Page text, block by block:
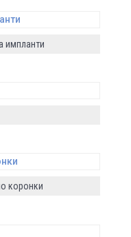
импланти
коронки